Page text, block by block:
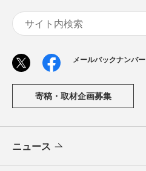
メールバックナンバー
寄稿・取材企画募集
ニュース